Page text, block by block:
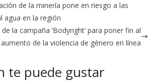
de la minería pone en riesgo a las
agua en la región
la campaña ‘Bodyright’ para poner fin al
aumento de la violencia de género en línea
te puede gustar